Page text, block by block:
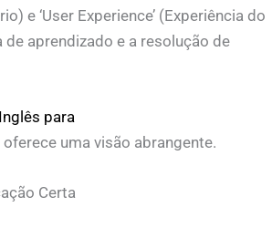
e ‘User Experience’ (Experiência do
aprendizado e a resolução de
para
oferece uma visão abrangente.
Certa